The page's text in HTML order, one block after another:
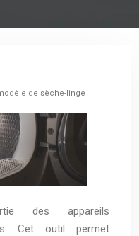
de sèche-linge
des appareils
Cet outil permet